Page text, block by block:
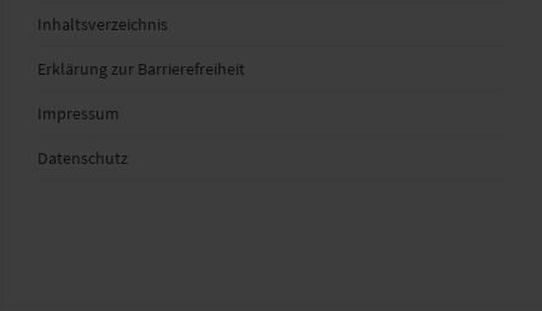
Inhaltsverzeichnis
Erklärung zur Barrierefreiheit
Impressum
Datenschutz